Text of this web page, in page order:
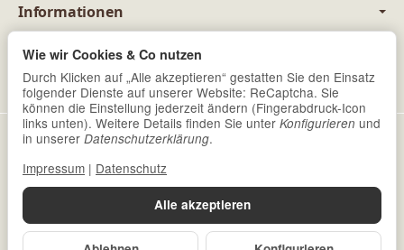
Informationen
Newsletter Abonnieren
Datenschutz•
Vertrag widerrufen
*Alle Preise inkl. gesetzlicher USt., zzgl.Versand
© Trias Turnierbedarf GmbH
Alle akzeptieren
Wie wir Cookies & Co nutzen
Durch Klicken auf „Alle akzeptieren“ gestatten Sie den Einsatz
folgender Dienste auf unserer Website: ReCaptcha. Sie
können die Einstellung jederzeit ändern (Fingerabdruck-Icon
links unten). Weitere Details finden Sie unter Konfigurieren und
in unserer Datenschutzerklärung.
Impressum | Datenschutz